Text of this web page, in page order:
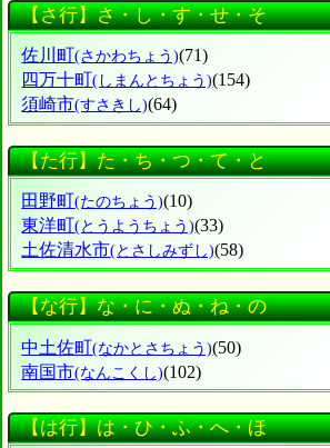
【さ行】さ・し・す・せ・そ
佐川町(さかわちょう)(71)
四万十町(しまんとちょう)(154)
須崎市(すさきし)(64)
【た行】た・ち・つ・て・と
田野町(たのちょう)(10)
東洋町(とうようちょう)(33)
土佐清水市(とさしみずし)(58)
【な行】な・に・ぬ・ね・の
中土佐町(なかとさちょう)(50)
南国市(なんこくし)(102)
【は行】は・ひ・ふ・へ・ほ